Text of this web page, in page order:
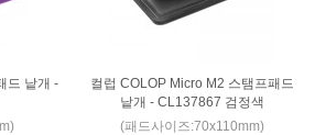
드 낱개 -
컬럽 COLOP Micro M2 스탬프패드
낱개 - CL137867 검정색
(패드사이즈:70x110mm)